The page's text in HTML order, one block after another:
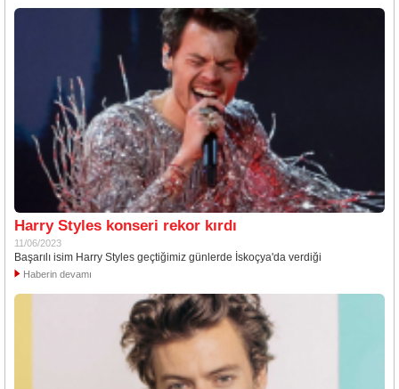
Harry Styles konseri rekor kırdı
11/06/2023
Başarılı isim Harry Styles geçtiğimiz günlerde İskoçya'da verdiği
Haberin devamı